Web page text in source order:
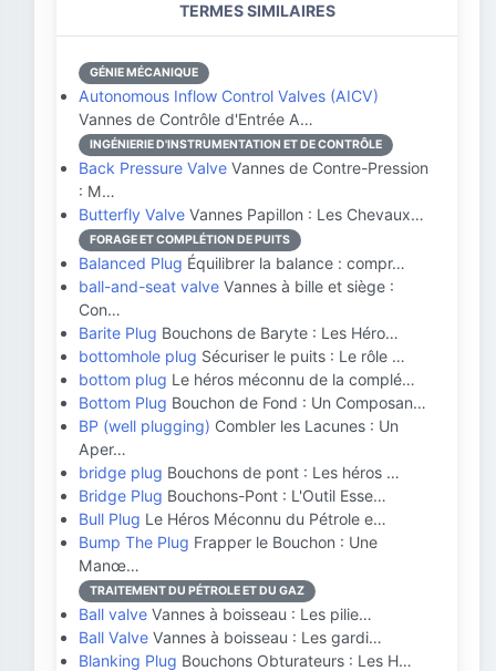
TERMES SIMILAIRES
GÉNIE MÉCANIQUE
Autonomous Inflow Control Valves (AICV)
Vannes de Contrôle d'Entrée A…
INGÉNIERIE D'INSTRUMENTATION ET DE CONTRÔLE
Back Pressure Valve Vannes de Contre-Pression
: M…
Butterfly Valve Vannes Papillon : Les Chevaux…
FORAGE ET COMPLÉTION DE PUITS
Balanced Plug Équilibrer la balance : compr…
ball-and-seat valve Vannes à bille et siège :
Con…
Barite Plug Bouchons de Baryte : Les Héro…
bottomhole plug Sécuriser le puits : Le rôle …
bottom plug Le héros méconnu de la complé…
Bottom Plug Bouchon de Fond : Un Composan…
BP (well plugging) Combler les Lacunes : Un
Aper…
bridge plug Bouchons de pont : Les héros …
Bridge Plug Bouchons-Pont : L'Outil Esse…
Bull Plug Le Héros Méconnu du Pétrole e…
Bump The Plug Frapper le Bouchon : Une
Manœ…
TRAITEMENT DU PÉTROLE ET DU GAZ
Ball valve Vannes à boisseau : Les pilie…
Ball Valve Vannes à boisseau : Les gardi…
Blanking Plug Bouchons Obturateurs : Les H…